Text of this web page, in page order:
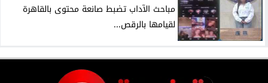
مباحث الآداب تضبط صانعة محتوى بالقاهرة
لقيامها بالرقص...